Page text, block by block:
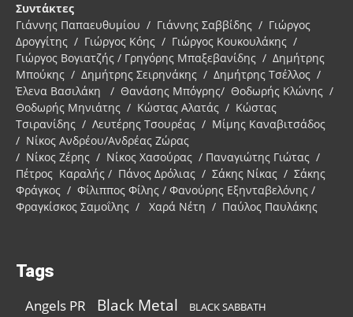
Συντάκτες
Γιάννης Παπαευθυμίου / Γιάννης Σαββίδης / Γιώργος
Δρογγίτης / Γιώργος Κόης / Γιώργος Κουκουλάκης /
Γιώργος Βογιατζής / Γρηγόρης Μπαξεβανίδης / Δημήτρης
Μπούκης / Δημήτρης Σειρηνάκης / Δημήτρης Τσέλλος /
Έλενα Βασιλάκη / Θανάσης Μπόγρης/ Θοδωρής Κλώνης /
Θοδωρής Μηνιάτης / Κώστας Αλατάς / Κώστας
Τσιρανίδης / Λευτέρης Τσουρέας / Μίμης Καναβιτσάδος
/ Νίκος Ανδρέου/Ανδρέας Ζώρας
/ Νίκος Ζέρης / Νίκος Χασούρας / Παναγιώτης Γιώτας /
Πέτρος Καραλής / Πάνος Δρόλιας / Σάκης Νίκας / Σάκης
Φράγκος / Φίλιππος Φίλης / Φανούρης Εξηνταβελόνης /
Φραγκίσκος Σαμοΐλης / Χαρά Νέτη / Παύλος Παυλάκης
Tags
Angels PR Black Metal BLACK SABBATH